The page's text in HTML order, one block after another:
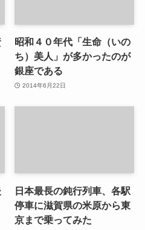
昭和４０年代「生命（いの
ち）美人」が多かったのが
銀座である
2014年6月22日
日本最長の鈍行列車、各駅
停車に滋賀県の米原から東
京まで乗ってみた